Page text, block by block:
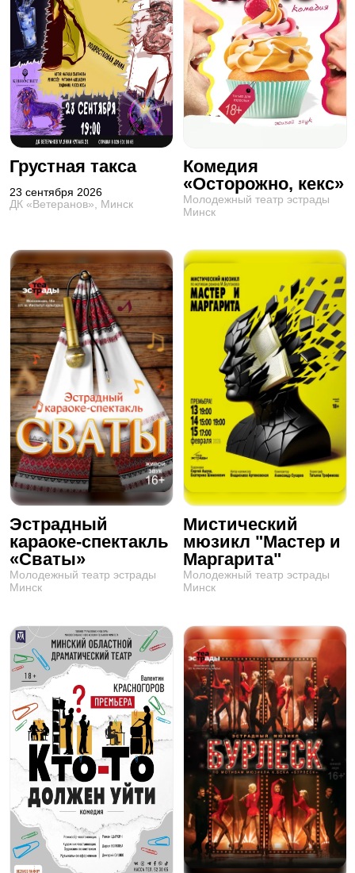
Грустная такса
23 сентября 2026
ДК «Ветеранов», Минск
Комедия
«Осторожно, кекс»
Молодежный театр эстрады
Минск
Эстрадный
караоке-спектакль
«Сваты»
Молодежный театр эстрады
Минск
Мистический
мюзикл "Мастер и
Маргарита"
Молодежный театр эстрады
Минск